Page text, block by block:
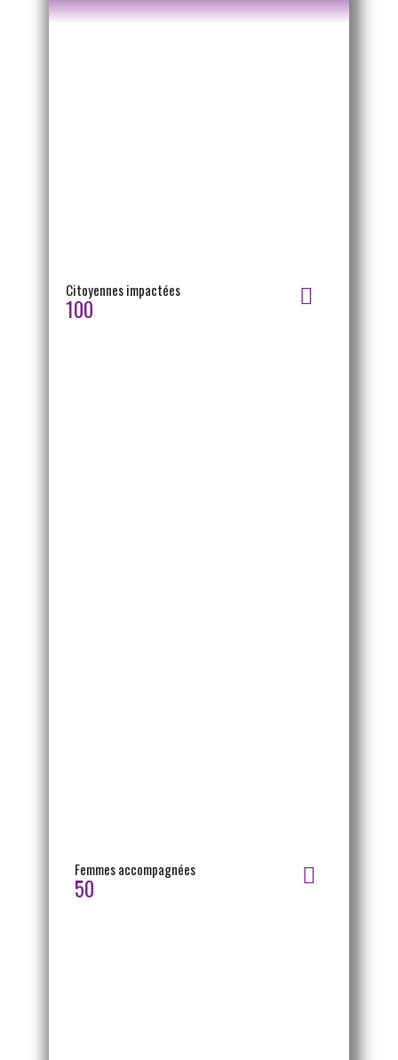
Citoyennes impactées
100
Femmes accompagnées
50